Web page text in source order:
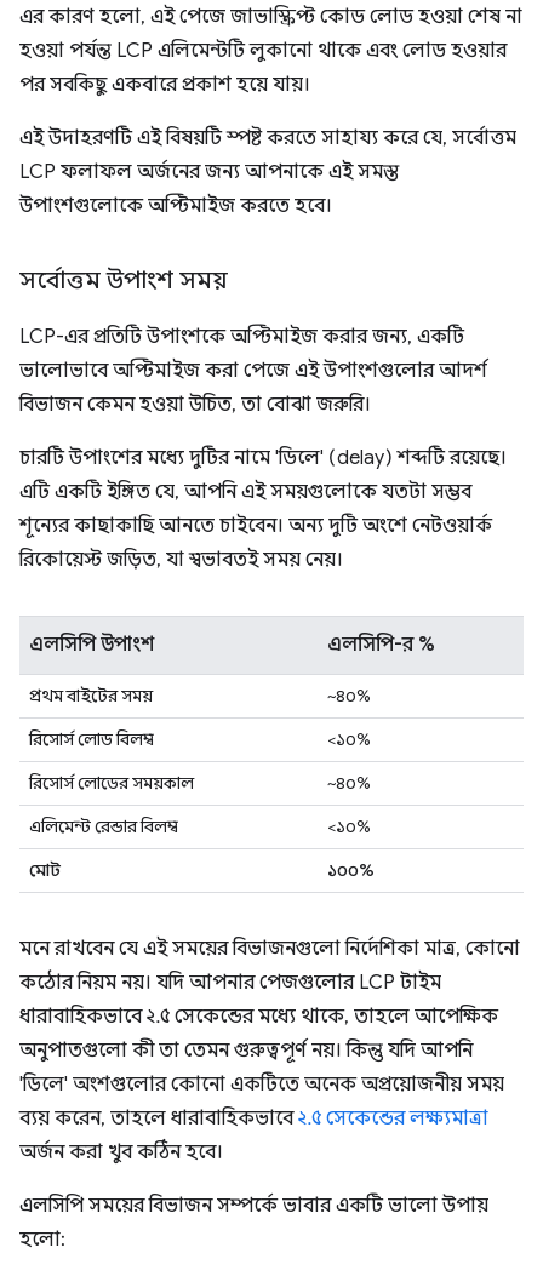
এর কারণ হলো, এই পেজে জাভাস্ক্রিপ্ট কোড লোড হওয়া শেষ না
হওয়া পর্যন্ত LCP এলিমেন্টটি লুকানো থাকে এবং লোড হওয়ার
পর সবকিছু একবারে প্রকাশ হয়ে যায়।
এই উদাহরণটি এই বিষয়টি স্পষ্ট করতে সাহায্য করে যে, সর্বোত্তম
LCP ফলাফল অর্জনের জন্য আপনাকে এই সমস্ত
উপাংশগুলোকে অপ্টিমাইজ করতে হবে।
সর্বোত্তম উপাংশ সময়
LCP-এর প্রতিটি উপাংশকে অপ্টিমাইজ করার জন্য, একটি
ভালোভাবে অপ্টিমাইজ করা পেজে এই উপাংশগুলোর আদর্শ
বিভাজন কেমন হওয়া উচিত, তা বোঝা জরুরি।
চারটি উপাংশের মধ্যে দুটির নামে 'ডিলে' (delay) শব্দটি রয়েছে।
এটি একটি ইঙ্গিত যে, আপনি এই সময়গুলোকে যতটা সম্ভব
শূন্যের কাছাকাছি আনতে চাইবেন। অন্য দুটি অংশে নেটওয়ার্ক
রিকোয়েস্ট জড়িত, যা স্বভাবতই সময় নেয়।
এলসিপি উপাংশ এলসিপি-র %
প্রথম বাইটের সময়
~৪০%
রিসোর্স লোড বিলম্ব
<১০%
রিসোর্স লোডের সময়কাল
~৪০%
এলিমেন্ট রেন্ডার বিলম্ব
<১০%
মোট
১০০%
মনে রাখবেন যে এই সময়ের বিভাজনগুলো নির্দেশিকা মাত্র, কোনো
কঠোর নিয়ম নয়। যদি আপনার পেজগুলোর LCP টাইম
ধারাবাহিকভাবে ২.৫ সেকেন্ডের মধ্যে থাকে, তাহলে আপেক্ষিক
অনুপাতগুলো কী তা তেমন গুরুত্বপূর্ণ নয়। কিন্তু যদি আপনি
'ডিলে' অংশগুলোর কোনো একটিতে অনেক অপ্রয়োজনীয় সময়
ব্যয় করেন, তাহলে ধারাবাহিকভাবে২.৫ সেকেন্ডের লক্ষ্যমাত্রা
অর্জন করা খুব কঠিন হবে।
এলসিপি সময়ের বিভাজন সম্পর্কে ভাবার একটি ভালো উপায়
হলো: